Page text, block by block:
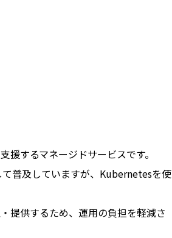
するマネージドサービスです。
普及していますが、Kubernetesを使
提供するため、運用の負担を軽減さ